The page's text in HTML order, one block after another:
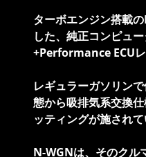
ターボエンジン搭載
した、純正コンピュ
+Performance ECUレ
レギュラーガソリン
態から吸排気系交換
ッティングが施されて
N-WGNは、そのクル